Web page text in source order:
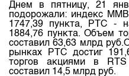
Общая информация
Акционеры
Руководство
Внутренний аудитор
Направления
Товарно-сырьевой
Листинг
Центр раскрытия
Нормативная база
Биржевая
Статистика торгов
Днем в пятницу, 21
подорожали: индекс
1747,39 пункта, РТС -
1884,76 пункта. Объем
составил 63,63 млрд
рынках РТС достиг
торгов акциями в
составил 14,5 млрд руб.